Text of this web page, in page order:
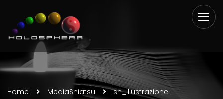
Home MediaShiatsu sh_illustrazione